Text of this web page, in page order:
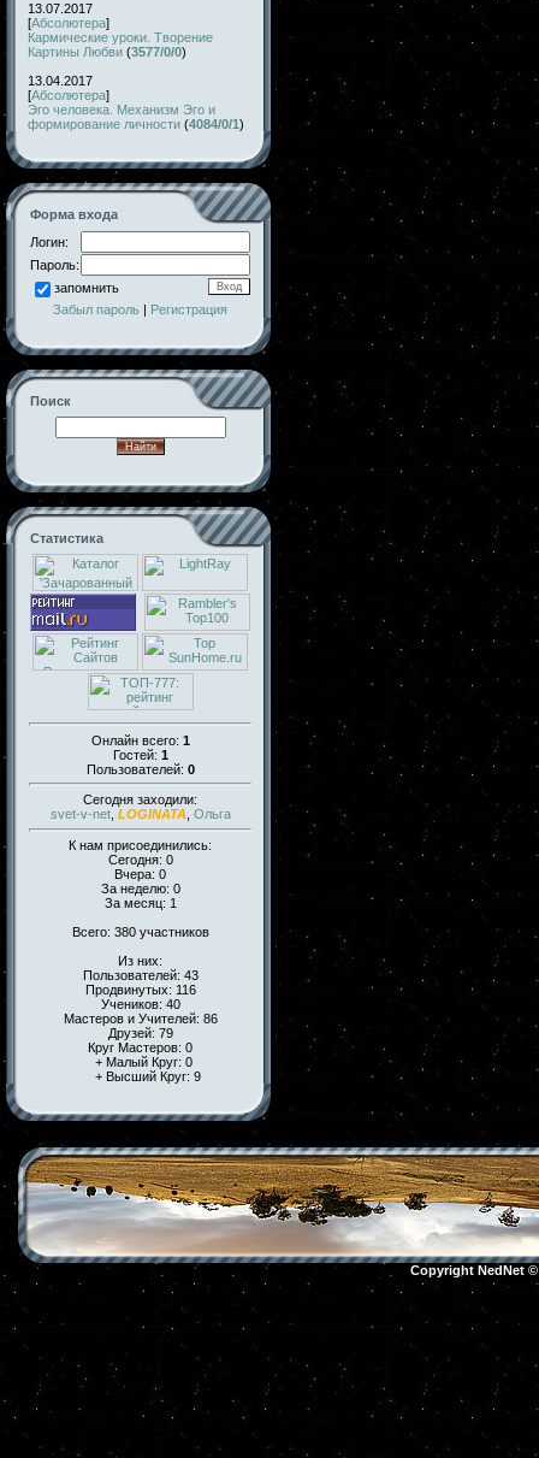
13.07.2017
[Абсолютера]
Кармические уроки. Творение
Картины Любви (3577/0/0)
13.04.2017
[Абсолютера]
Эго человека. Механизм Эго и
формирование личности (4084/0/1)
Форма входа
Логин:
Пароль:
запомнить
Забыл пароль | Регистрация
Поиск
Статистика
Онлайн всего: 1
Гостей: 1
Пользователей: 0
Сегодня заходили:
svet-v-net, LOGINATA Ольга
К нам присоединились:
Сегодня: 0
Вчера: 0
За неделю: 0
За месяц: 1
Всего: 380 участников
Из них:
Пользователей: 43
Продвинутых: 116
Учеников: 40
Мастеров и Учителей: 86
Друзей: 79
Круг Мастеров: 0
+ Малый Круг: 0
+ Высший Круг: 9
Copyright NedNet